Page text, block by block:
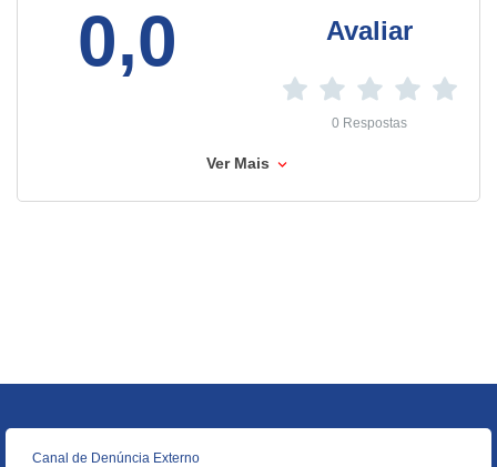
0,0 Avaliar
0 Respostas
Ver Mais
Canal de Denúncia Externo